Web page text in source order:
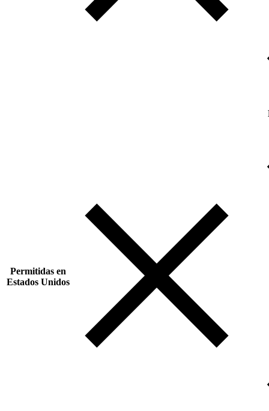
Permitidas en
Estados Unidos